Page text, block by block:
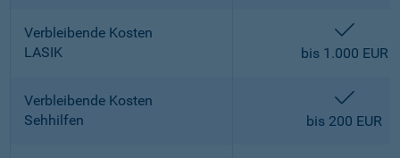
Verbleibende Kosten
LASIK
bis 1.000 EUR
Verbleibende Kosten
Sehhilfen
bis 200 EUR